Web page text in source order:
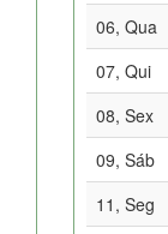
06, Qua
07, Qui
08, Sex
09, Sáb
11, Seg